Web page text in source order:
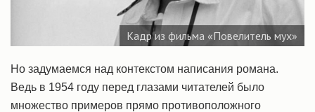
Кадр из фильма «Повелитель мух»
Но задумаемся над контекстом написания романа.
Ведь в 1954 году перед глазами читателей было
множество примеров прямо противоположного